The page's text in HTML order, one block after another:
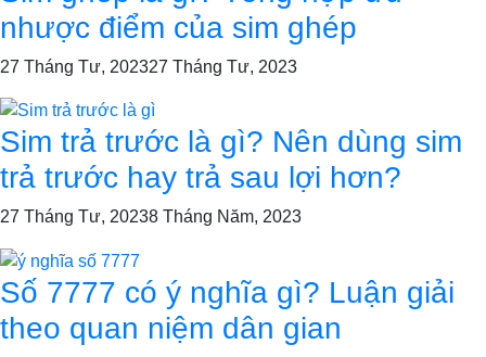
nhược điểm của sim ghép
27 Tháng Tư, 202327 Tháng Tư, 2023
Sim trả trước là gì? Nên dùng sim
trả trước hay trả sau lợi hơn?
27 Tháng Tư, 20238 Tháng Năm, 2023
Số 7777 có ý nghĩa gì? Luận giải
theo quan niệm dân gian